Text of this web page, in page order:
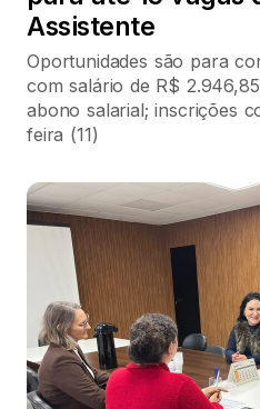
Assistente
Oportunidades são para
com salário de R$
abono salarial; inscrições
feira (11)